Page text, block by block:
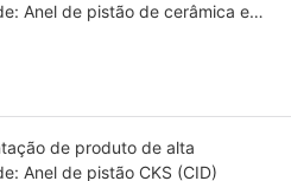
Anel de pistão de cerâmica e
de produto de alta
Anel de pistão CKS (CID)